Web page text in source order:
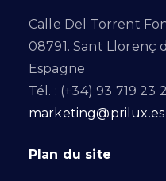
Calle Del Torrent
08791. Sant Llorenç
Espagne
Tél. : (+34) 93 719 23
marketing@prilux.es
Plan du site